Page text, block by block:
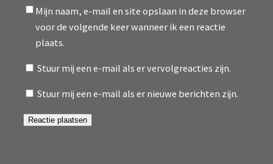
Mijn naam, e-mail en site opslaan in deze browser
voor de volgende keer wanneer ik een reactie
plaats.
Stuur mij een e-mail als er vervolgreacties zijn.
Stuur mij een e-mail als er nieuwe berichten zijn.